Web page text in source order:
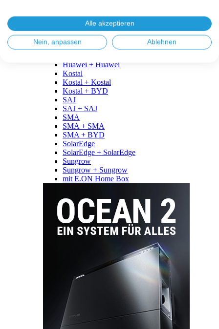
Fronius + BYD
GoodWe
GoodWe + GoodWe
GoodWe + BYD
Huawei + Huawei
Kostal
Kostal + Kostal
Kostal + BYD
SAJ
SAJ + SAJ
SMA
SMA + SMA
SMA + BYD
SolarEdge
SolarEdge + SolarEdge
Sungrow
Sungrow + Sungrow
mit E.ON Home Box
Alle akzeptieren
Nein, anpassen Ablehnen